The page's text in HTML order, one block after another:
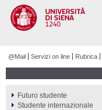
@Mail Servizi on line Rubrica
PERCORSI
Futuro studente
Studente internazionale